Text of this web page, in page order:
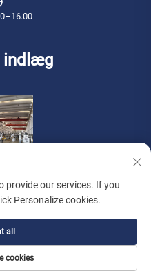
indlæg
Trade (wuxi) Co., Ltd. Alle
Kontakt os
provide our services. If you
Personalize cookies.
cookies
all